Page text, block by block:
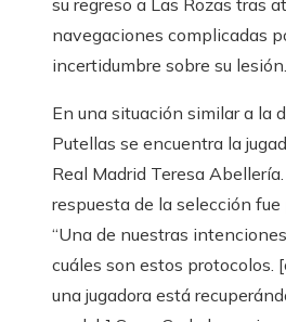
su regreso a Las Rozas tras
navegaciones complicadas
incertidumbre sobre su lesión.
En una situación similar a la
Putellas se encuentra la
Real Madrid Teresa Abellería.
respuesta de la selección fue
“Una de nuestras
cuáles son estos protocolos.
una jugadora está